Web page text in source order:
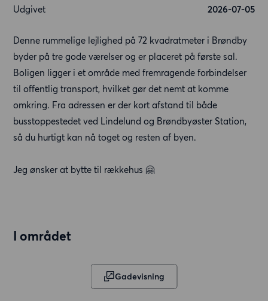
Udgivet
2026-07-05
Denne rummelige lejlighed på 72 kvadratmeter i Brøndby
byder på tre gode værelser og er placeret på første sal.
Boligen ligger i et område med fremragende forbindelser
til offentlig transport, hvilket gør det nemt at komme
omkring. Fra adressen er der kort afstand til både
busstoppestedet ved Lindelund og Brøndbyøster Station,
så du hurtigt kan nå toget og resten af byen.
Jeg ønsker at bytte til rækkehus 🤗
I området
Gadevisning